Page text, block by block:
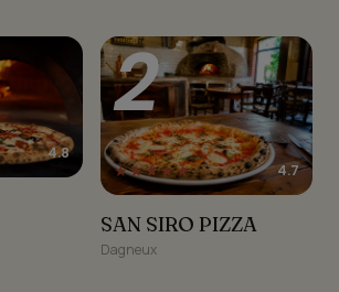
4.8
SAN SIRO PIZZA
2
★★★★★ 4.7
SAN SIRO PIZZA
Dagneux